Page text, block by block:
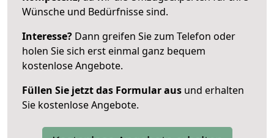
Wünsche und Bedürfnisse sind.
Interesse? Dann greifen Sie zum Telefon oder
holen Sie sich erst einmal ganz bequem
kostenlose Angebote.
Füllen Sie jetzt das Formular aus und erhalten
Sie kostenlose Angebote.